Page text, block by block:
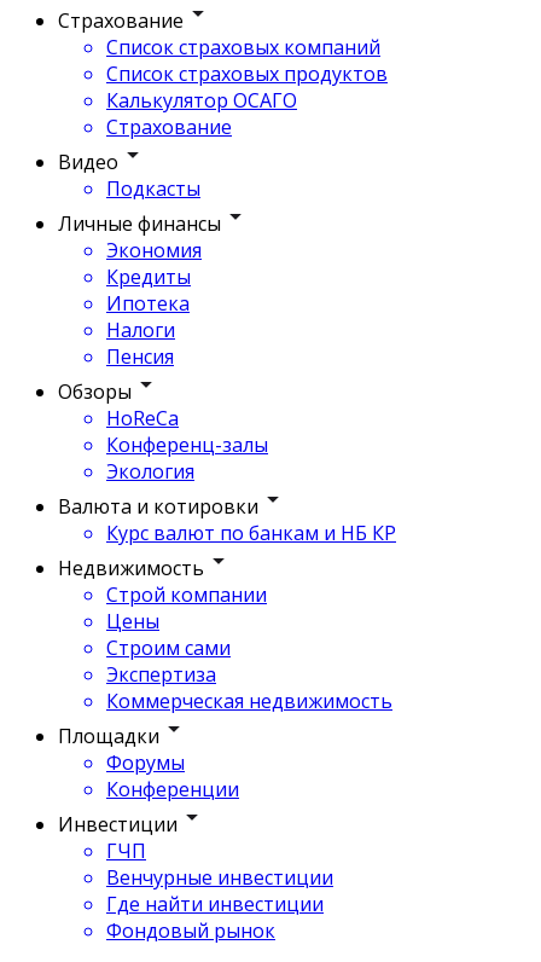
Страхование
Список страховых компаний
Список страховых продуктов
Калькулятор ОСАГО
Страхование
Видео
Подкасты
Личные финансы
Экономия
Кредиты
Ипотека
Налоги
Пенсия
Обзоры
HoReCa
Конференц-залы
Экология
Валюта и котировки
Курс валют по банкам и НБ КР
Недвижимость
Строй компании
Цены
Строим сами
Экспертиза
Коммерческая недвижимость
Площадки
Форумы
Конференции
Инвестиции
ГЧП
Венчурные инвестиции
Где найти инвестиции
Фондовый рынок